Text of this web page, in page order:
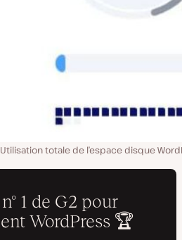
Utilisation totale de l’espace disque